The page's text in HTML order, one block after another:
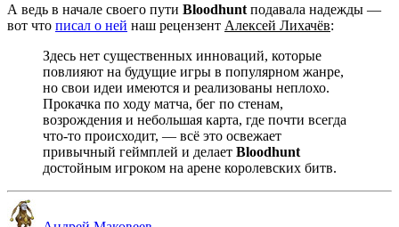
А ведь в начале своего пути Bloodhunt подавала надежды —
вот что писал о ней наш рецензент Алексей Лихачёв:
Здесь нет существенных инноваций, которые
повлияют на будущие игры в популярном жанре,
но свои идеи имеются и реализованы неплохо.
Прокачка по ходу матча, бег по стенам,
возрождения и небольшая карта, где почти всегда
что-то происходит, — всё это освежает
привычный геймплей и делает Bloodhunt
достойным игроком на арене королевских битв.